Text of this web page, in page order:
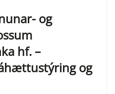
og
hf. –
og